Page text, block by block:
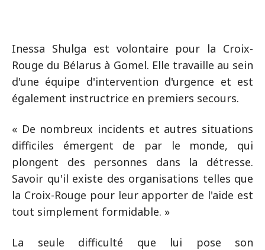
Inessa Shulga est volontaire pour la Croix-
Rouge du Bélarus à Gomel. Elle travaille au sein
d'une équipe d'intervention d'urgence et est
également instructrice en premiers secours.
« De nombreux incidents et autres situations
difficiles émergent de par le monde, qui
plongent des personnes dans la détresse.
Savoir qu'il existe des organisations telles que
la Croix-Rouge pour leur apporter de l'aide est
tout simplement formidable. »
La seule difficulté que lui pose son